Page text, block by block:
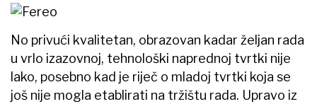
No privući kvalitetan, obrazovan kadar željan rada
u vrlo izazovnoj, tehnološki naprednoj tvrtki nije
lako, posebno kad je riječ o mladoj tvrtki koja se
još nije mogla etablirati na tržištu rada. Upravo iz